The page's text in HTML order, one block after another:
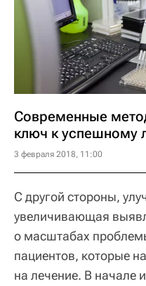
Современные
ключ к успешному
3 февраля 2018, 11:00
С другой стороны,
увеличивающая
о масштабах
пациентов, которые
на лечение. В начале